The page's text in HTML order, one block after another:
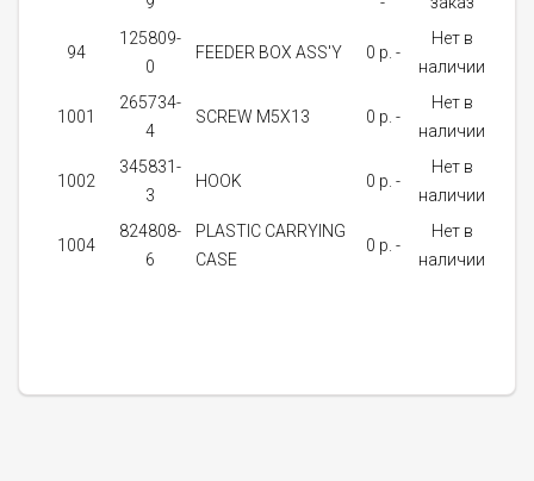
94
125809-
0
FEEDER BOX ASS'Y 0 p. -
Нет в
наличии
1001
265734-
4
SCREW M5X13 0 p. -
Нет в
наличии
1002
345831-
3
HOOK 0 p. -
Нет в
наличии
1004
824808-
6
PLASTIC CARRYING
CASE
0 p. -
Нет в
наличии